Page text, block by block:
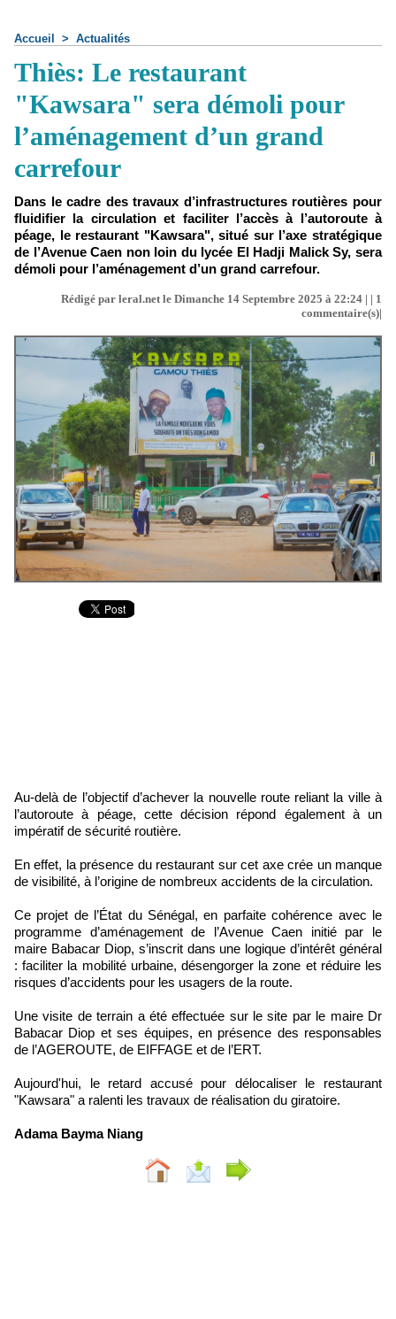
Accueil > Actualités
Thiès: Le restaurant
"Kawsara" sera démoli pour
l’aménagement d’un grand
carrefour
Dans le cadre des travaux d’infrastructures routières pour
fluidifier la circulation et faciliter l’accès à l’autoroute à
péage, le restaurant "Kawsara", situé sur l’axe stratégique
de l’Avenue Caen non loin du lycée El Hadji Malick Sy, sera
démoli pour l’aménagement d’un grand carrefour.
Rédigé par leral.net le Dimanche 14 Septembre 2025 à 22:24 | | 1
commentaire(s)|
Au-delà de l’objectif d’achever la nouvelle route reliant la ville à
l’autoroute à péage, cette décision répond également à un
impératif de sécurité routière.
En effet, la présence du restaurant sur cet axe crée un manque
de visibilité, à l’origine de nombreux accidents de la circulation.
Ce projet de l’État du Sénégal, en parfaite cohérence avec le
programme d’aménagement de l’Avenue Caen initié par le
maire Babacar Diop, s’inscrit dans une logique d’intérêt général
: faciliter la mobilité urbaine, désengorger la zone et réduire les
risques d’accidents pour les usagers de la route.
Une visite de terrain a été effectuée sur le site par le maire Dr
Babacar Diop et ses équipes, en présence des responsables
de l’AGEROUTE, de EIFFAGE et de l’ERT.
Aujourd'hui, le retard accusé pour délocaliser le restaurant
"Kawsara" a ralenti les travaux de réalisation du giratoire.
Adama Bayma Niang